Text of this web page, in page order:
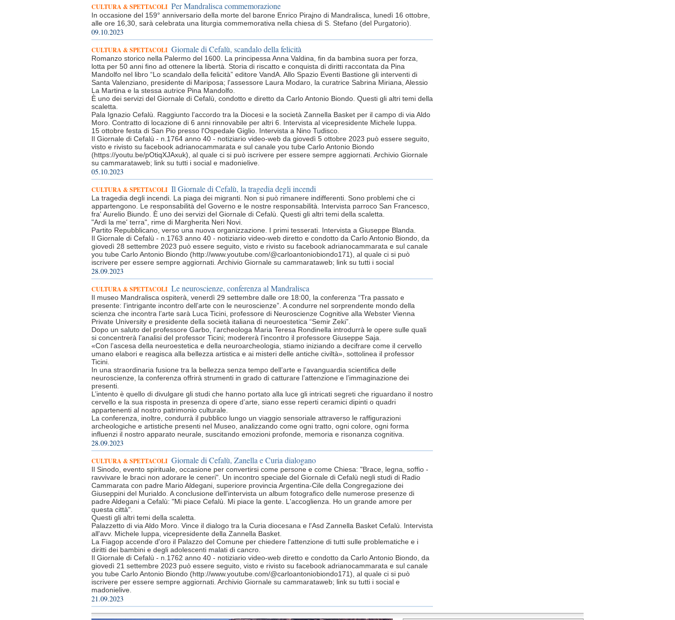
CULTURA & SPETTACOLI Per Mandralisca commemorazione
In occasione del 159° anniversario della morte del barone Enrico Pirajno di Mandralisca, lunedì 16 ottobre,
alle ore 16,30, sarà celebrata una liturgia commemorativa nella chiesa di S. Stefano (del Purgatorio).
09.10.2023
CULTURA & SPETTACOLI Giornale di Cefalù, scandalo della felicità
Romanzo storico nella Palermo del 1600. La principessa Anna Valdina, fin da bambina suora per forza,
lotta per 50 anni fino ad ottenere la libertà. Storia di riscatto e conquista di diritti raccontata da Pina
Mandolfo nel libro “Lo scandalo della felicità” editore VandA. Allo Spazio Eventi Bastione gli interventi di
Santa Valenziano, presidente di Mariposa; l'assessore Laura Modaro, la curatrice Sabrina Miriana, Alessio
La Martina e la stessa autrice Pina Mandolfo.
È uno dei servizi del Giornale di Cefalù, condotto e diretto da Carlo Antonio Biondo. Questi gli altri temi della
scaletta.
Pala Ignazio Cefalù. Raggiunto l'accordo tra la Diocesi e la società Zannella Basket per il campo di via Aldo
Moro. Contratto di locazione di 6 anni rinnovabile per altri 6. Intervista al vicepresidente Michele Iuppa.
15 ottobre festa di San Pio presso l'Ospedale Giglio. Intervista a Nino Tudisco.
Il Giornale di Cefalù - n.1764 anno 40 - notiziario video-web da giovedì 5 ottobre 2023 può essere seguito,
visto e rivisto su facebook adrianocammarata e sul canale you tube Carlo Antonio Biondo
(https://youtu.be/pOtiqXJAxuk), al quale ci si può iscrivere per essere sempre aggiornati. Archivio Giornale
su cammarataweb; link su tutti i social e madonielive.
05.10.2023
CULTURA & SPETTACOLI Il Giornale di Cefalù, la tragedia degli incendi
La tragedia degli incendi. La piaga dei migranti. Non si può rimanere indifferenti. Sono problemi che ci
appartengono. Le responsabilità del Governo e le nostre responsabilità. Intervista parroco San Francesco,
fra' Aurelio Biundo. È uno dei servizi del Giornale di Cefalù. Questi gli altri temi della scaletta.
"Ardi la me' terra", rime di Margherita Neri Novi.
Partito Repubblicano, verso una nuova organizzazione. I primi tesserati. Intervista a Giuseppe Blanda.
Il Giornale di Cefalù - n.1763 anno 40 - notiziario video-web diretto e condotto da Carlo Antonio Biondo, da
giovedì 28 settembre 2023 può essere seguito, visto e rivisto su facebook adrianocammarata e sul canale
you tube Carlo Antonio Biondo (http://www.youtube.com/@carloantoniobiondo171), al quale ci si può
iscrivere per essere sempre aggiornati. Archivio Giornale su cammarataweb; link su tutti i social
28.09.2023
CULTURA & SPETTACOLI Le neuroscienze, conferenza al Mandralisca
Il museo Mandralisca ospiterà, venerdì 29 settembre dalle ore 18:00, la conferenza “Tra passato e
presente: l’intrigante incontro dell’arte con le neuroscienze”. A condurre nel sorprendente mondo della
scienza che incontra l’arte sarà Luca Ticini, professore di Neuroscienze Cognitive alla Webster Vienna
Private University e presidente della società italiana di neuroestetica “Semir Zeki”.
Dopo un saluto del professore Garbo, l’archeologa Maria Teresa Rondinella introdurrà le opere sulle quali
si concentrerà l’analisi del professor Ticini; modererà l’incontro il professore Giuseppe Saja.
«Con l’ascesa della neuroestetica e della neuroarcheologia, stiamo iniziando a decifrare come il cervello
umano elabori e reagisca alla bellezza artistica e ai misteri delle antiche civiltà», sottolinea il professor
Ticini.
In una straordinaria fusione tra la bellezza senza tempo dell’arte e l’avanguardia scientifica delle
neuroscienze, la conferenza offrirà strumenti in grado di catturare l’attenzione e l’immaginazione dei
presenti.
L’intento è quello di divulgare gli studi che hanno portato alla luce gli intricati segreti che riguardano il nostro
cervello e la sua risposta in presenza di opere d’arte, siano esse reperti ceramici dipinti o quadri
appartenenti al nostro patrimonio culturale.
La conferenza, inoltre, condurrà il pubblico lungo un viaggio sensoriale attraverso le raffigurazioni
archeologiche e artistiche presenti nel Museo, analizzando come ogni tratto, ogni colore, ogni forma
influenzi il nostro apparato neurale, suscitando emozioni profonde, memoria e risonanza cognitiva.
28.09.2023
CULTURA & SPETTACOLI Giornale di Cefalù, Zanella e Curia dialogano
Il Sinodo, evento spirituale, occasione per convertirsi come persone e come Chiesa: "Brace, legna, soffio -
ravvivare le braci non adorare le ceneri". Un incontro speciale del Giornale di Cefalù negli studi di Radio
Cammarata con padre Mario Aldegani, superiore provincia Argentina-Cile della Congregazione dei
Giuseppini del Murialdo. A conclusione dell'intervista un album fotografico delle numerose presenze di
padre Aldegani a Cefalù: "Mi piace Cefalù. Mi piace la gente. L'accoglienza. Ho un grande amore per
questa città".
Questi gli altri temi della scaletta.
Palazzetto di via Aldo Moro. Vince il dialogo tra la Curia diocesana e l'Asd Zannella Basket Cefalù. Intervista
all'avv. Michele Iuppa, vicepresidente della Zannella Basket.
La Fiagop accende d'oro il Palazzo del Comune per chiedere l'attenzione di tutti sulle problematiche e i
diritti dei bambini e degli adolescenti malati di cancro.
Il Giornale di Cefalù - n.1762 anno 40 - notiziario video-web diretto e condotto da Carlo Antonio Biondo, da
giovedì 21 settembre 2023 può essere seguito, visto e rivisto su facebook adrianocammarata e sul canale
you tube Carlo Antonio Biondo (http://www.youtube.com/@carloantoniobiondo171), al quale ci si può
iscrivere per essere sempre aggiornati. Archivio Giornale su cammarataweb; link su tutti i social e
madonielive.
21.09.2023